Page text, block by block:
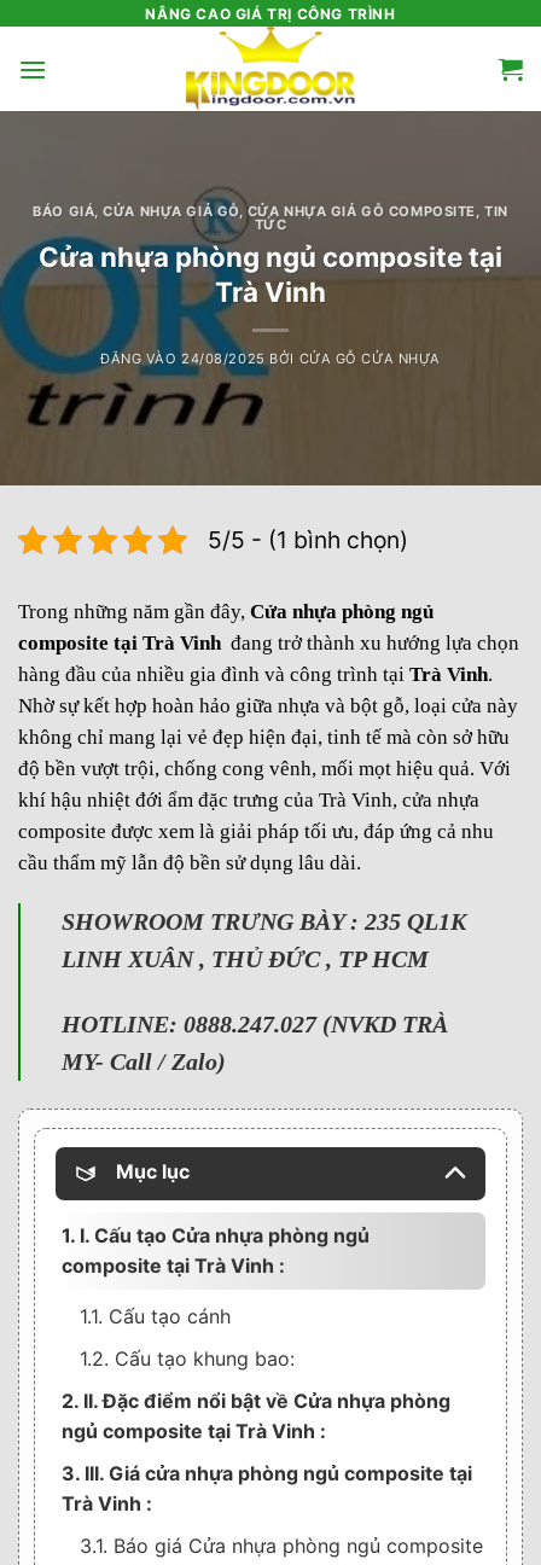
nội
NÂNG CAO GIÁ TRỊ CÔNG TRÌNH
BÁO GIÁ,CỬA NHỰA GIẢ GỖ, CỬA NHỰA GIẢ GỖ COMPOSITE, TIN
TỨC
Cửa nhựa phòng ngủ composite tại
Trà Vinh
ĐĂNG VÀO24/08/2025 BỞI CỬA GỖ CỬA NHỰA
5/5 - (1 bình chọn)
Trong những năm gần đây, Cửa nhựa phòng ngủ
composite tại Trà Vinhđang trở thành xu hướng lựa chọn
hàng đầu của nhiều gia đình và công trình tại Trà Vinh.
Nhờ sự kết hợp hoàn hảo giữa nhựa và bột gỗ, loại cửa này
không chỉ mang lại vẻ đẹp hiện đại, tinh tế mà còn sở hữu
độ bền vượt trội, chống cong vênh, mối mọt hiệu quả. Với
khí hậu nhiệt đới ẩm đặc trưng của Trà Vinh, cửa nhựa
composite được xem là giải pháp tối ưu, đáp ứng cả nhu
cầu thẩm mỹ lẫn độ bền sử dụng lâu dài.
SHOWROOM TRƯNG BÀY : 235 QL1K
LINH XUÂN , THỦ ĐỨC , TP HCM
HOTLINE: 0888.247.027 (NVKD TRÀ
MY- Call / Zalo)
Mục lục
1. I. Cấu tạo Cửa nhựa phòng ngủ
composite tại Trà Vinh :
1.1. Cấu tạo cánh
1.2. Cấu tạo khung bao:
2. II. Đặc điểm nổi bật về Cửa nhựa phòng
ngủ composite tại Trà Vinh :
3. III. Giá cửa nhựa phòng ngủ composite tại
Trà Vinh :
3.1. Báo giá Cửa nhựa phòng ngủ composite